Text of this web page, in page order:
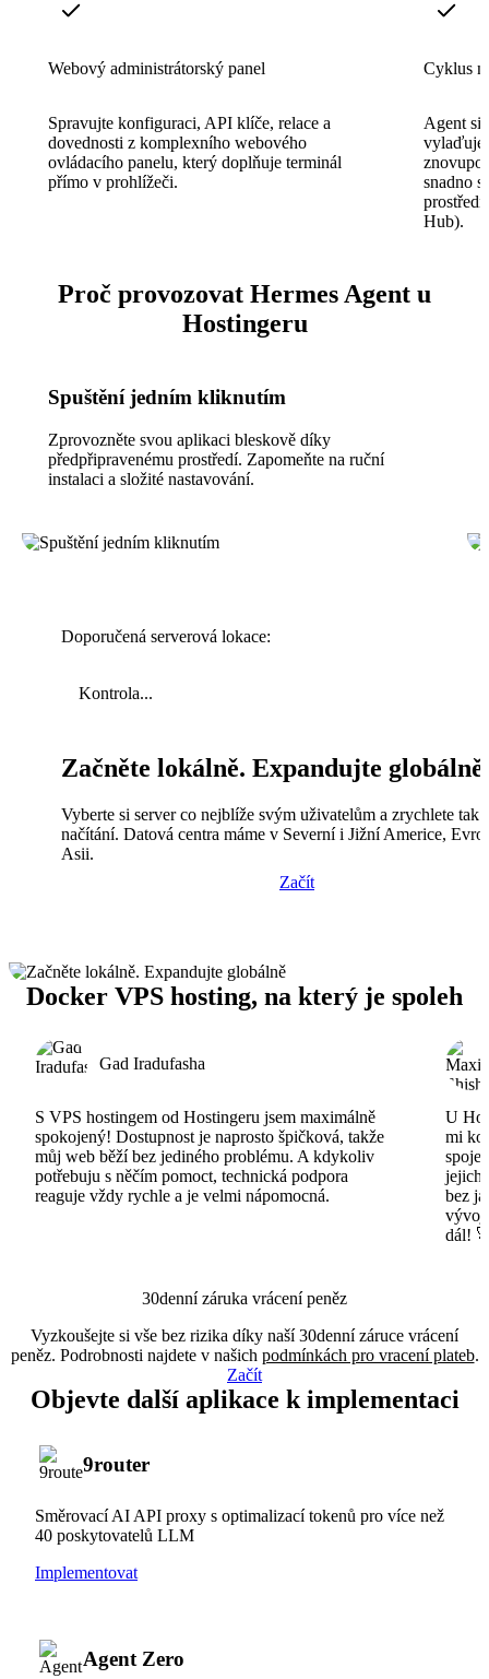
Webový administrátorský panel
Spravujte konfiguraci, API klíče, relace a
dovednosti z komplexního webového
ovládacího panelu, který doplňuje terminál
přímo v prohlížeči.
Cyklus
Agent si
vylaďuje
snadno
Hub).
Proč provozovat Hermes Agent u
Hostingeru
Spuštění jedním kliknutím
Zprovozněte svou aplikaci bleskově díky
předpřipravenému prostředí. Zapomeňte na ruční
instalaci a složité nastavování.
Doporučená serverová lokace:
Kontrola...
Začněte lokálně. Expandujte globálně
Vyberte si server co nejblíže svým uživatelům a zrychlete tak
načítání. Datová centra máme v Severní i Jižní Americe,
Asii.
Začít
Docker VPS hosting, na který je spoleh
Gad Iradufasha
S VPS hostingem od Hostingeru jsem maximálně
spokojený! Dostupnost je naprosto špičková, takže
můj web běží bez jediného problému. A kdykoliv
potřebuju s něčím pomoct, technická podpora
reaguje vždy rychle a je velmi nápomocná.
U
mi
jejich
bez
dál!
30denní záruka vrácení peněz
Vyzkoušejte si vše bez rizika díky naší 30denní záruce vrácení
peněz. Podrobnosti najdete v našich podmínkách pro vracení plateb.
Začít
Objevte další aplikace k implementaci
9router
Směrovací AI API proxy s optimalizací tokenů pro více než
40 poskytovatelů LLM
Implementovat
Agent Zero